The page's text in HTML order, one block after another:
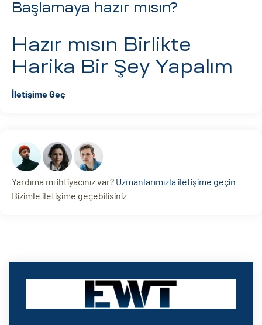
Başlamaya hazır mısın?
Hazır mısın Birlikte
Harika Bir Şey Yapalım
İletişime Geç
Yardıma mı ihtiyacınız var? Uzmanlarımızla iletişime geçin
Bizimle iletişime geçebilisiniz